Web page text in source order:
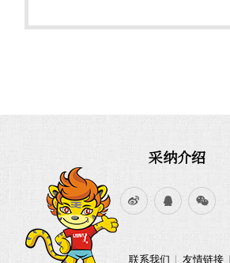
采纳介绍
联系我们 友情链接